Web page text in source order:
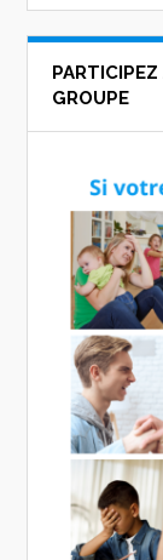
GROUPE